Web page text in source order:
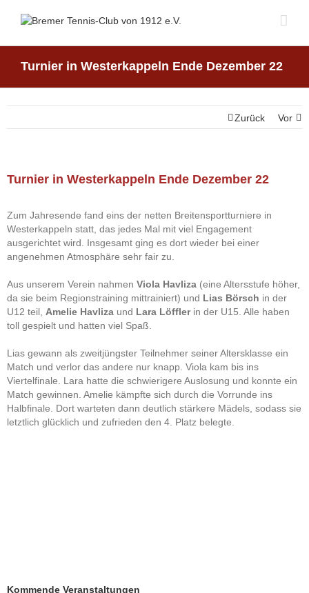
Turnier in Westerkappeln Ende Dezember 22
Zurück Vor
Turnier in Westerkappeln Ende Dezember 22
Zum Jahresende fand eins der netten Breitensportturniere in
Westerkappeln statt, das jedes Mal mit viel Engagement
ausgerichtet wird. Insgesamt ging es dort wieder bei einer
angenehmen Atmosphäre sehr fair zu.
Aus unserem Verein nahmen Viola Havliza (eine Altersstufe höher,
da sie beim Regionstraining mittrainiert) und Lias Börsch in der
U12 teil, Amelie Havliza und Lara Löfflerin der U15. Alle haben
toll gespielt und hatten viel Spaß.
Lias gewann als zweitjüngster Teilnehmer seiner Altersklasse ein
Match und verlor das andere nur knapp. Viola kam bis ins
Viertelfinale. Lara hatte die schwierigere Auslosung und konnte ein
Match gewinnen. Amelie kämpfte sich durch die Vorrunde ins
Halbfinale. Dort warteten dann deutlich stärkere Mädels, sodass sie
letztlich glücklich und zufrieden den 4. Platz belegte.
Kommende Veranstaltungen